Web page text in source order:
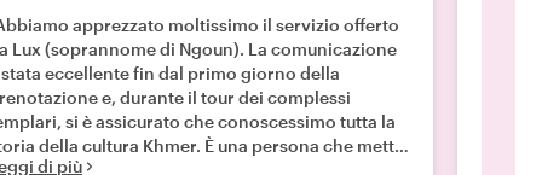
apprezzato moltissimo il servizio offerto
Lux (soprannome di Ngoun). La comunicazione
stata eccellente fin dal primo giorno della
e, durante il tour dei complessi
si è assicurato che conoscessimo tutta la
della cultura Khmer. È una persona che mette
nel suo lavoro. Il prelievo puntuale
di più